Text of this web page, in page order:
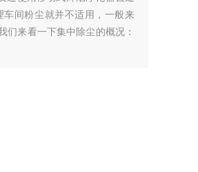
间粉尘就并不适用，一般来
们来看一下集中除尘的概况：